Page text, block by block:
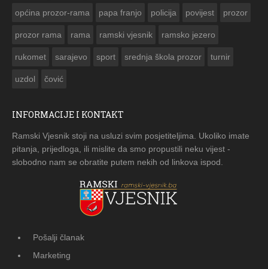
općina prozor-rama papa franjo policija povijest prozor
prozor rama rama ramski vjesnik ramsko jezero
rukomet sarajevo sport srednja škola prozor turnir
uzdol čović
INFORMACIJE I KONTAKT
Ramski Vjesnik stoji na usluzi svim posjetiteljima. Ukoliko imate
pitanja, prijedloga, ili mislite da smo propustili neku vijest -
slobodno nam se obratite putem nekih od linkova ispod.
Pošalji članak
Marketing